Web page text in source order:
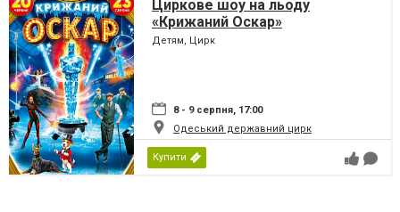
Циркове шоу на льоду
«Крижаний Оскар»
Детям, Цирк
8 - 9 серпня, 17:00
Одеський державний цирк
Купити